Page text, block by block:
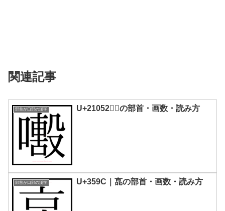
関連記事
部首が口部の漢字 U+21052｜𡁒の部首・画数・読み方
部首が口部の漢字 U+359C｜㖜の部首・画数・読み方